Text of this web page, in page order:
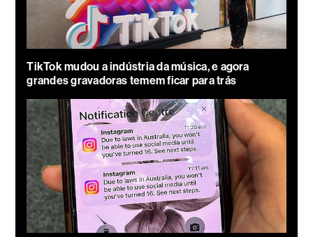
TikTok mudou a indústria da música, e agora
grandes gravadoras temem ficar para trás